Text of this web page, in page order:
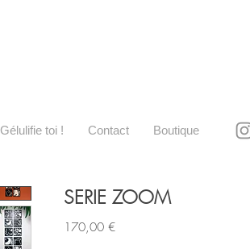
Gélulifie toi ! Contact Boutique
SERIE ZOOM
170,00 €Prix